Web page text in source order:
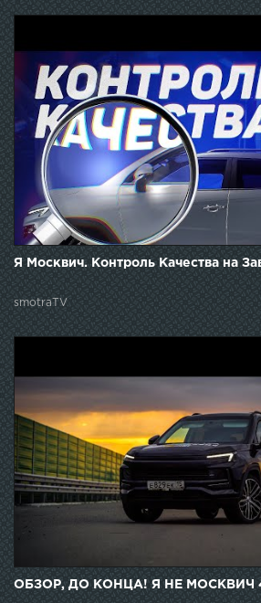
Я Москвич. Контроль Качества на
smotraTV
ОБЗОР, ДО КОНЦА! Я НЕ МОСКВИЧ